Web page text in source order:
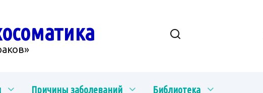
Причины заболеваний Библиотека